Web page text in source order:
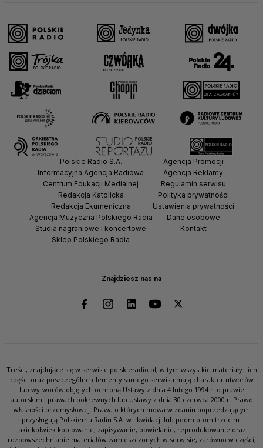
Znajdziesz nas na
Polskie Radio S.A.
Informacyjna Agencja Radiowa
Centrum Edukacji Medialnej
Redakcja Katolicka
Redakcja Ekumeniczna
Agencja Muzyczna Polskiego Radia
Studia nagraniowe i koncertowe
Sklep Polskiego Radia
Agencja Promocji
Agencja Reklamy
Regulamin serwisu
Polityka prywatności
Ustawienia prywatności
Dane osobowe
Kontakt
Treści, znajdujące się w serwisie polskieradio.pl, w tym wszystkie materiały i ich
części oraz poszczególne elementy samego serwisu mają charakter utworów
lub wytworów objętych ochroną Ustawy z dnia 4 lutego 1994 r. o prawie
autorskim i prawach pokrewnych lub Ustawy z dnia 30 czerwca 2000 r. Prawo
własności przemysłowej. Prawa o których mowa w zdaniu poprzedzającym
przysługują Polskiemu Radiu S.A. w likwidacji lub podmiotom trzecim.
Jakiekolwiek kopiowanie, zapisywanie, powielanie, reprodukowanie oraz
rozpowszechnianie materiałów zamieszczonych w serwisie, zarówno w części,